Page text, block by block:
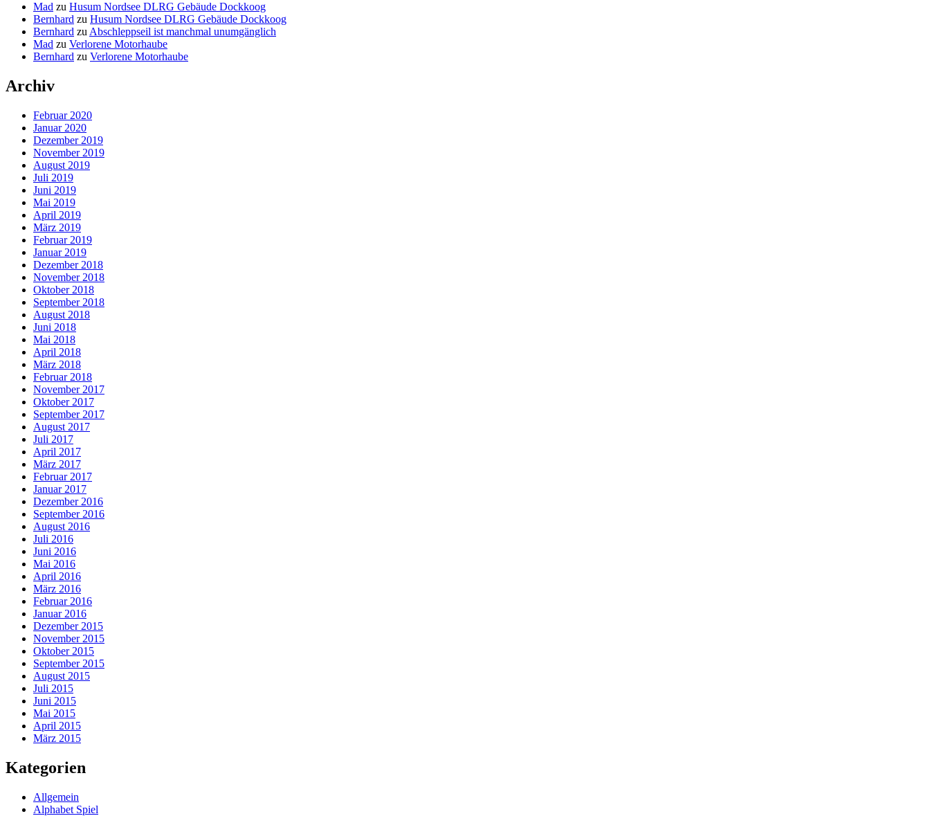
Mad zu Husum Nordsee DLRG Gebäude Dockkoog
Bernhard zu Husum Nordsee DLRG Gebäude Dockkoog
Bernhard zu Abschleppseil ist manchmal unumgänglich
Mad zu Verlorene Motorhaube
Bernhard zu Verlorene Motorhaube
Archiv
Februar 2020
Januar 2020
Dezember 2019
November 2019
August 2019
Juli 2019
Juni 2019
Mai 2019
April 2019
März 2019
Februar 2019
Januar 2019
Dezember 2018
November 2018
Oktober 2018
September 2018
August 2018
Juni 2018
Mai 2018
April 2018
März 2018
Februar 2018
November 2017
Oktober 2017
September 2017
August 2017
Juli 2017
April 2017
März 2017
Februar 2017
Januar 2017
Dezember 2016
September 2016
August 2016
Juli 2016
Juni 2016
Mai 2016
April 2016
März 2016
Februar 2016
Januar 2016
Dezember 2015
November 2015
Oktober 2015
September 2015
August 2015
Juli 2015
Juni 2015
Mai 2015
April 2015
März 2015
Kategorien
Allgemein
Alphabet Spiel